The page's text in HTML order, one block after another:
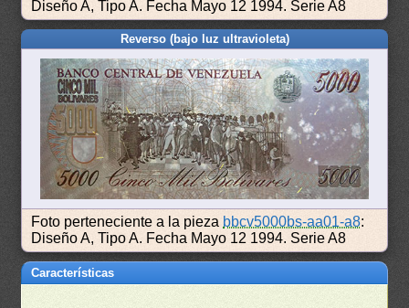
Diseño A, Tipo A. Fecha Mayo 12 1994. Serie A8
Reverso (bajo luz ultravioleta)
Foto perteneciente a la pieza bbcv5000bs-aa01-a8:
Diseño A, Tipo A. Fecha Mayo 12 1994. Serie A8
Características